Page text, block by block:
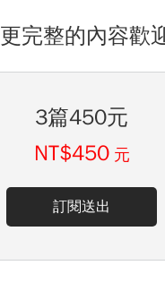
更完整的內容歡
3篇450元
NT$450 元
訂閱送出